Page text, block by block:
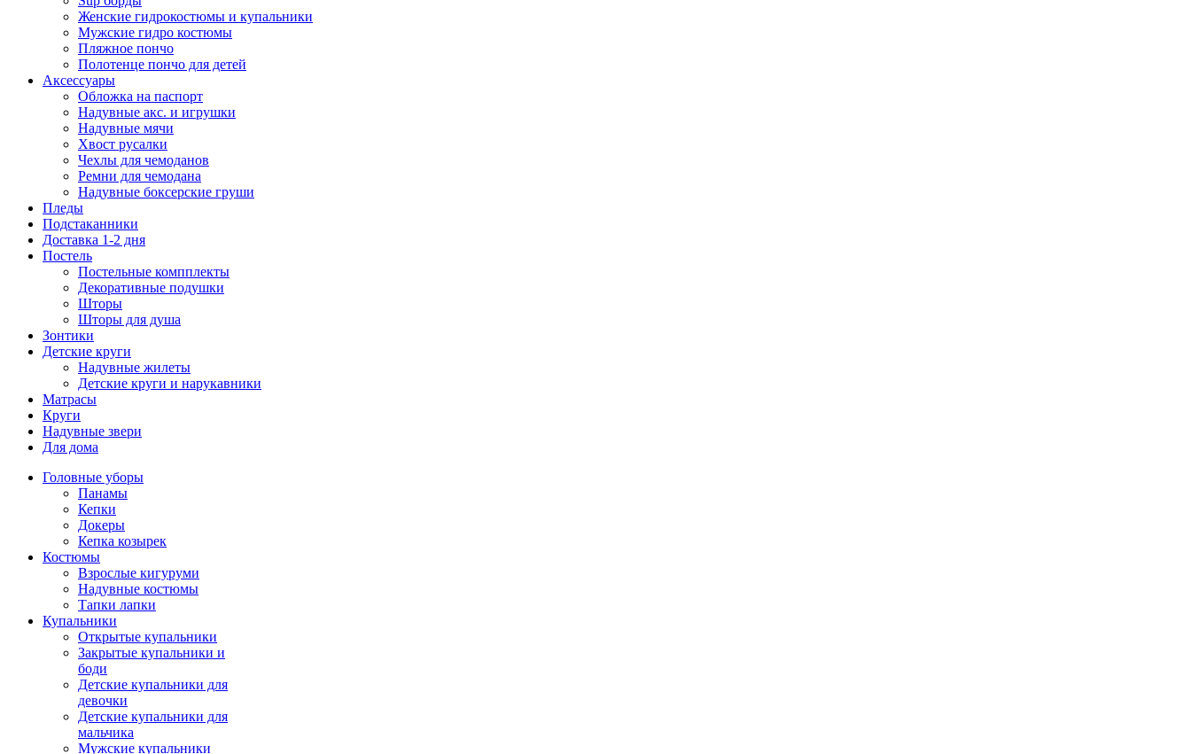
Женские гидрокостюмы и купальники
Мужские гидро костюмы
Пляжное пончо
Полотенце пончо для детей
Аксессуары
Обложка на паспорт
Надувные акс. и игрушки
Надувные мячи
Хвост русалки
Чехлы для чемоданов
Ремни для чемодана
Надувные боксерские груши
Пледы
Подстаканники
Доставка 1-2 дня
Постель
Постельные компплекты
Декоративные подушки
Шторы
Шторы для душа
Зонтики
Детские круги
Надувные жилеты
Детские круги и нарукавники
Матрасы
Круги
Надувные звери
Для дома
Головные уборы
Панамы
Кепки
Докеры
Кепка козырек
Костюмы
Взрослые кигуруми
Надувные костюмы
Тапки лапки
Купальники
Открытые купальники
Закрытые купальники и
боди
Детские купальники для
девочки
Детские купальники для
мальчика
Мужские купальники